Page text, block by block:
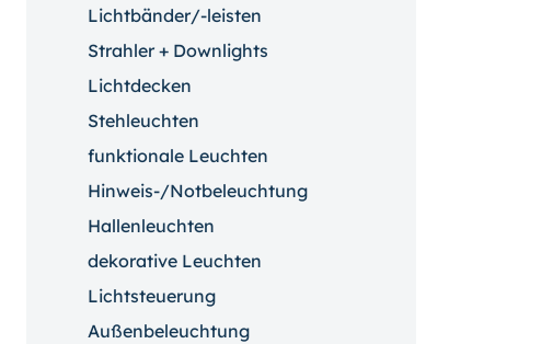
Lichtbänder/-leisten
Strahler + Downlights
Lichtdecken
Stehleuchten
funktionale Leuchten
Hinweis-/Notbeleuchtung
Hallenleuchten
dekorative Leuchten
Lichtsteuerung
Außenbeleuchtung